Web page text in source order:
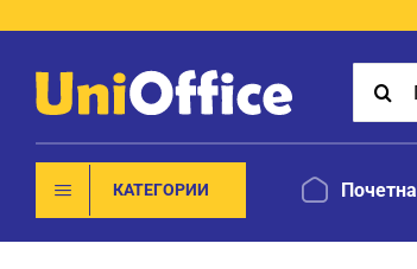
content
КАТЕГОРИИ Почетна